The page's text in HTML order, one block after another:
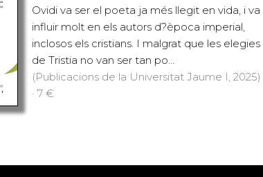
Ovidi va ser el poeta ja més llegit en vida, i va
influir molt en els autors d?època imperial,
inclosos els cristians. I malgrat que les elegies
de Tristia no van ser tan po...
(Publicacions de la Universitat Jaume I, 2025)
· 7 €